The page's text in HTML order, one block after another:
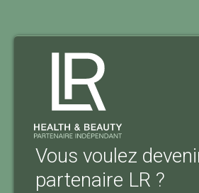
Vous voulez
partenaire LR ?